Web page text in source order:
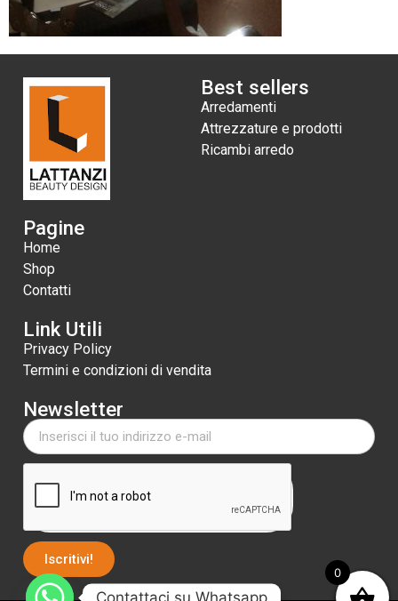
Best sellers
Arredamenti
Attrezzature e prodotti
Ricambi arredo
Pagine
Home
Shop
Contatti
Link Utili
Privacy Policy
Termini e condizioni di vendita
Newsletter
Iscritivi!
0
Contattaci su Whatsapp